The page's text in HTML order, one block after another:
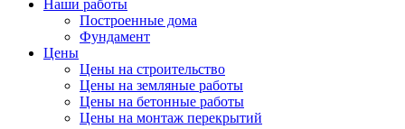
Наши работы
Построенные дома
Фундамент
Цены
Цены на строительство
Цены на земляные работы
Цены на бетонные работы
Цены на монтаж перекрытий